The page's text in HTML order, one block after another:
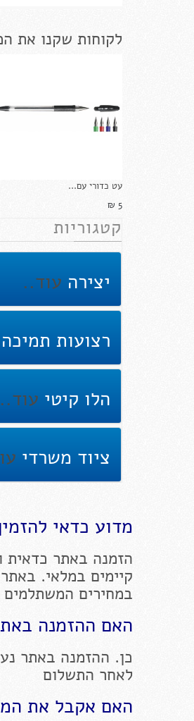
לקוחות שקנו את
עט כדורי עם...
5 ₪‎
קטגוריות
יצירה עוד..
רצועות תמיכה
הלו קיטי עוד..
ציוד משרדי
מדוע כדאי
הזמנה באתר כדאית
קיימים במלאי.
במחירים המשתלמים
האם ההזמנה
כן. ההזמנה באתר
לאחר התשלום
האם אקבל את